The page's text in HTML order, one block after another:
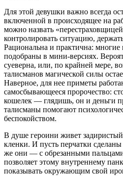
Для этой девушки важно всегда
включенной в происходящее на
можно назвать
контролировать ситуацию,
Рациональна и практична:
подобраны в мини-версиях.
суеверна, или, по крайней мере,
талисманов магической силы
Наверное, для нее приметы
самосбывающееся пророчество:
кошелек — глядишь, он и деньги
талисманы помогают
беспокойством.
В душе героини живет
кленки. И пусть перчатки
же они — с обрезанными
позволяет этому внутреннему
показывать окружающим свой